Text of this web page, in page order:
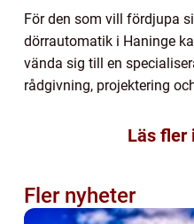
För den som vill fördjupa
dörrautomatik i Haninge
vända sig till en
rådgivning, projektering
Läs fler
Fler nyheter